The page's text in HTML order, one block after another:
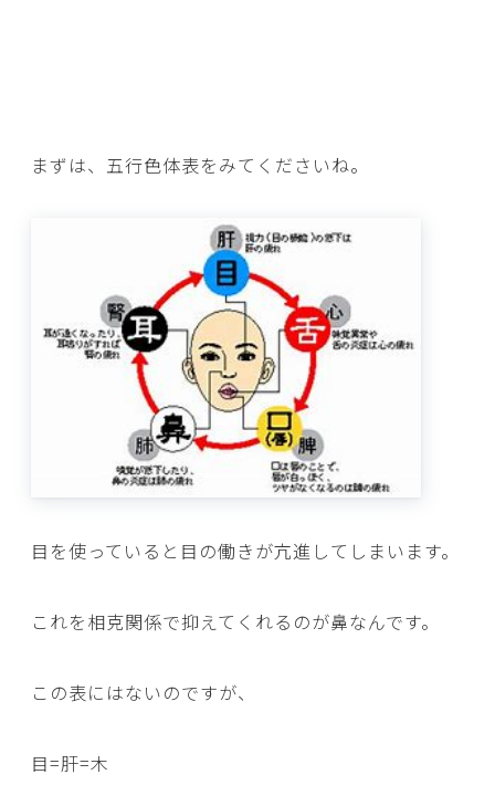
まずは、五行色体表をみてくださいね。
目を使っていると目の働きが亢進してしまいます。
これを相克関係で抑えてくれるのが鼻なんです。
この表にはないのですが、
目=肝=木